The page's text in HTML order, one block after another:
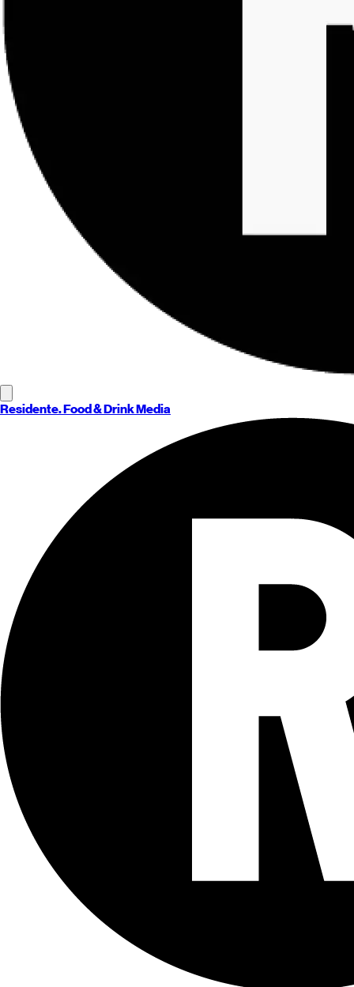
Residente. Food & Drink Media